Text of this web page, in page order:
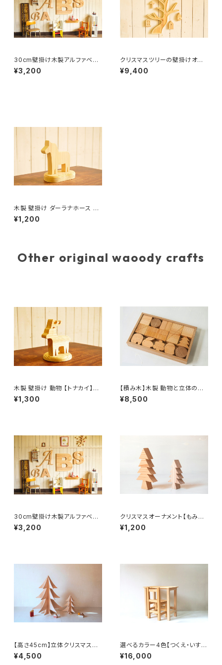
30cm壁掛け木製アルファベッ
ト文字ビッグサイズ【A〜Z】
¥3,200
クリスマスツリーの壁掛けオブ
ジェ
¥9,400
木製 壁掛け ダーラナホース 動
物 【うま】スタンド台つき オブジ
ェ 北欧
¥1,200
Other original waoody crafts
木製 壁掛け 動物 【トナカイ】ス
タンド台つき オブジェ 北欧
¥1,300
【積み木】木製 動物と立体のつ
みき17個セット
¥8,500
30cm壁掛け木製アルファベッ
ト文字ビッグサイズ【A〜Z】
¥3,200
クリスマスオーナメント【もみの
木のツリー】2個セット 壁掛け
¥1,200
【高さ45cm】立体クリスマスツ
リー ナチュラルな木製もみの木
¥4,500
選べるカラー4色【つくえ・いす】
子ども用木製デスクセット
¥16,000